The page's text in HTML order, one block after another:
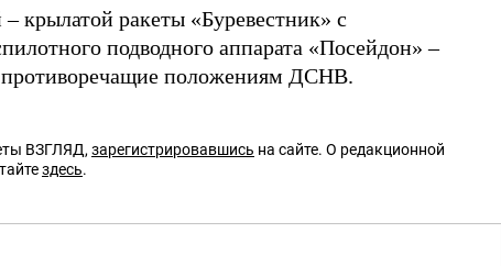
крылатой ракеты «Буревестник» с
подводного аппарата «Посейдон» –
положениям ДСНВ.
ВЗГЛЯД,зарегистрировавшись на сайте. О редакционной
здесь.